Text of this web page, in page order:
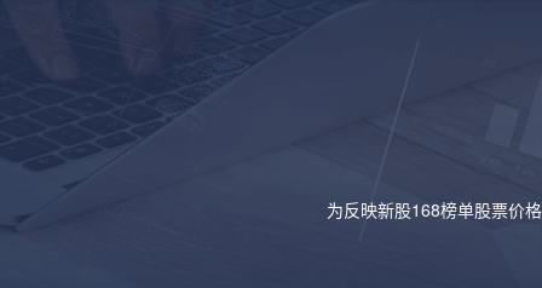
为反映新股168榜单股票价